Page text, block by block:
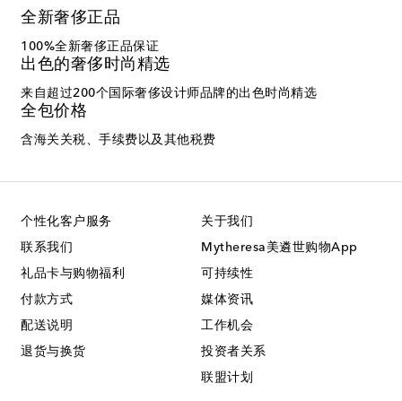
全新奢侈正品
100%全新奢侈正品保证
出色的奢侈时尚精选
来自超过200个国际奢侈设计师品牌的出色时尚精选
全包价格
含海关关税、手续费以及其他税费
个性化客户服务
联系我们
礼品卡与购物福利
付款方式
配送说明
退货与换货
关于我们
Mytheresa美遴世购物App
可持续性
媒体资讯
工作机会
投资者关系
联盟计划